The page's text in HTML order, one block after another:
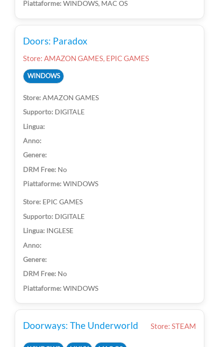
WINDOWS, MAC OS
Doors: Paradox
Store: AMAZON GAMES, EPIC GAMES
WINDOWS
AMAZON GAMES
DIGITALE
No
WINDOWS
EPIC GAMES
DIGITALE
INGLESE
No
WINDOWS
Doorways: The Underworld Store: STEAM